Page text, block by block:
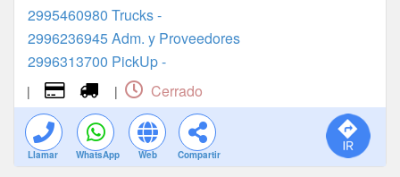
2995460980 Trucks -
2996236945 Adm. y Proveedores
2996313700 PickUp -
| | Cerrado
Llamar WhatsApp Web Compartir